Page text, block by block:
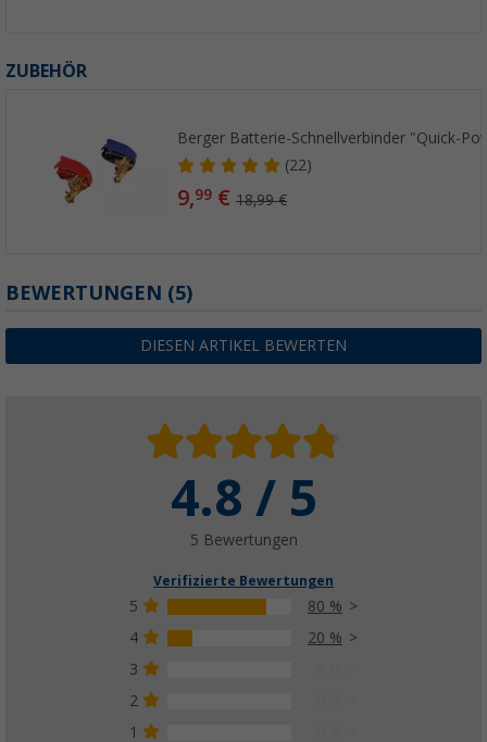
ZUBEHÖR
Berger Batterie-Schnellverbinder "Quick-
(22)
9,99 €18,99 €
BEWERTUNGEN (5)
DIESEN ARTIKEL BEWERTEN
4.8 / 5
5 Bewertungen
Verifizierte Bewertungen
5
80 %
4
20 %
3
2
1